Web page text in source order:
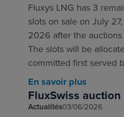
Fluxys LNG has 3
slots on sale on July
2026 after the
The slots will be
committed first served
En savoir plus
FluxSwiss
Actualités03/06/2026